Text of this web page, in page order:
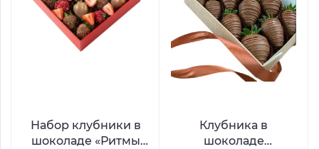
Набор клубники в
шоколаде «Ритмы
Клубника в
шоколаде